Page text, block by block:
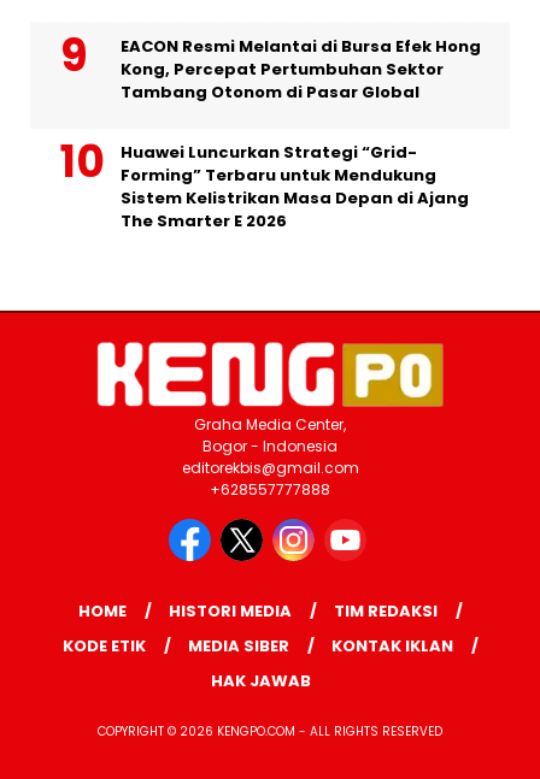
EACON Resmi Melantai di Bursa Efek Hong
Kong, Percepat Pertumbuhan Sektor
Tambang Otonom di Pasar Global
Huawei Luncurkan Strategi “Grid-
Forming” Terbaru untuk Mendukung
Sistem Kelistrikan Masa Depan di Ajang
The Smarter E 2026
Graha Media Center,
Bogor - Indonesia
editorekbis@gmail.com
+628557777888
HOME HISTORI MEDIA
TIM REDAKSI
KODE ETIK
MEDIA SIBER
KONTAK IKLAN
HAK JAWAB
COPYRIGHT © 2026 KENGPO.COM - ALL RIGHTS RESERVED